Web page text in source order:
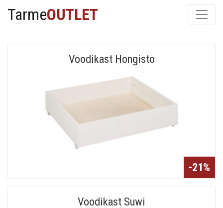
TarmeOUTLET
Voodikast Hongisto
-21%
Voodikast Suwi